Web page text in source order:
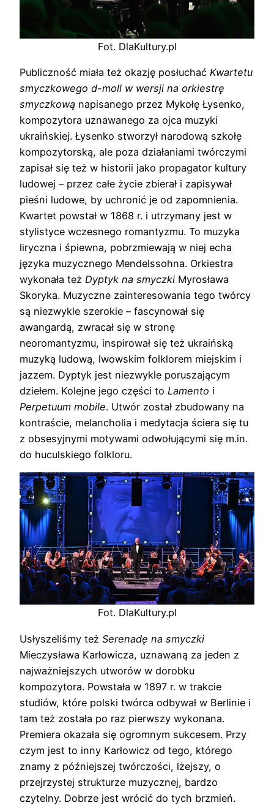
Fot. DlaKultury.pl
Publiczność miała też okazję posłuchać Kwartetu
smyczkowego d-moll w wersji na orkiestrę
smyczkową napisanego przez Mykołę Łysenko,
kompozytora uznawanego za ojca muzyki
ukraińskiej. Łysenko stworzył narodową szkołę
kompozytorską, ale poza działaniami twórczymi
zapisał się też w historii jako propagator kultury
ludowej – przez całe życie zbierał i zapisywał
pieśni ludowe, by uchronić je od zapomnienia.
Kwartet powstał w 1868 r. i utrzymany jest w
stylistyce wczesnego romantyzmu. To muzyka
liryczna i śpiewna, pobrzmiewają w niej echa
języka muzycznego Mendelssohna. Orkiestra
wykonała też Dyptyk na smyczki Myrosława
Skoryka. Muzyczne zainteresowania tego twórcy
są niezwykle szerokie – fascynował się
awangardą, zwracał się w stronę
neoromantyzmu, inspirował się też ukraińską
muzyką ludową, lwowskim folklorem miejskim i
jazzem. Dyptyk jest niezwykle poruszającym
dziełem. Kolejne jego części to Lamento i
Perpetuum mobile. Utwór został zbudowany na
kontraście, melancholia i medytacja ściera się tu
z obsesyjnymi motywami odwołującymi się m.in.
do huculskiego folkloru.
Fot. DlaKultury.pl
Usłyszeliśmy też Serenadę na smyczki
Mieczysława Karłowicza, uznawaną za jeden z
najważniejszych utworów w dorobku
kompozytora. Powstała w 1897 r. w trakcie
studiów, które polski twórca odbywał w Berlinie i
tam też została po raz pierwszy wykonana.
Premiera okazała się ogromnym sukcesem. Przy
czym jest to inny Karłowicz od tego, którego
znamy z późniejszej twórczości, lżejszy, o
przejrzystej strukturze muzycznej, bardzo
czytelny. Dobrze jest wrócić do tych brzmień.